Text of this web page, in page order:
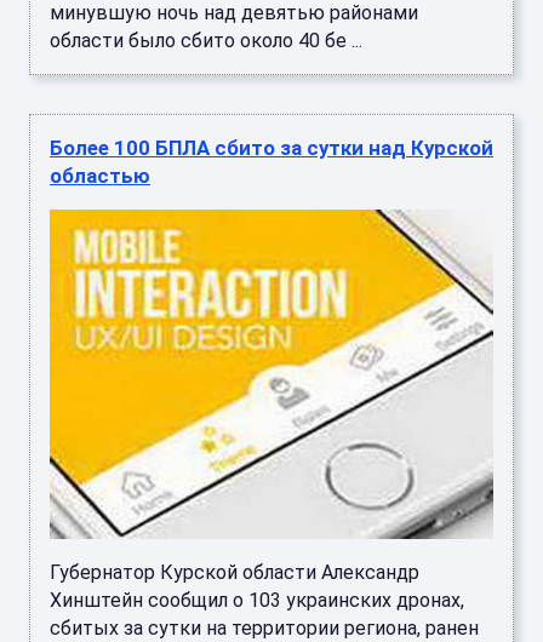
минувшую ночь над девятью районами
области было сбито около 40 бе ...
Более 100 БПЛА сбито за сутки над Курской
областью
Губернатор Курской области Александр
Хинштейн сообщил о 103 украинских дронах,
сбитых за сутки на территории региона, ранен